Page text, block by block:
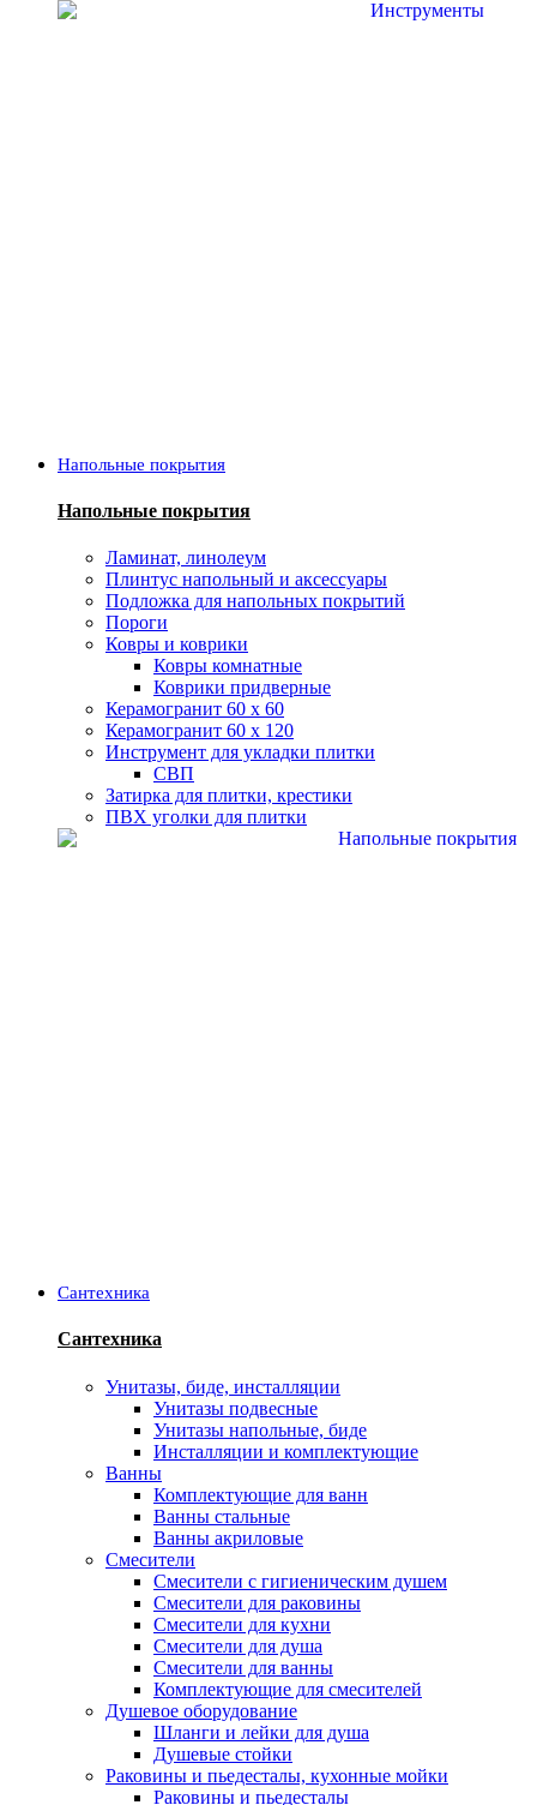
Напольные покрытия
Напольные покрытия
Ламинат, линолеум
Плинтус напольный и аксессуары
Подложка для напольных покрытий
Пороги
Ковры и коврики
Ковры комнатные
Коврики придверные
Керамогранит 60 х 60
Керамогранит 60 х 120
Инструмент для укладки плитки
СВП
Затирка для плитки, крестики
ПВХ уголки для плитки
Сантехника
Сантехника
Унитазы, биде, инсталляции
Унитазы подвесные
Унитазы напольные, биде
Инсталляции и комплектующие
Ванны
Комплектующие для ванн
Ванны стальные
Ванны акриловые
Смесители
Смесители с гигиеническим душем
Смесители для раковины
Смесители для кухни
Смесители для душа
Смесители для ванны
Комплектующие для смесителей
Душевое оборудование
Шланги и лейки для душа
Душевые стойки
Раковины и пьедесталы, кухонные мойки
Раковины и пьедесталы